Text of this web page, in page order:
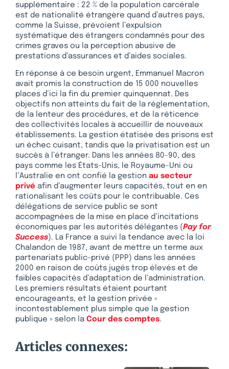
supplémentaire : 22 % de la population carcérale
est de nationalité étrangère quand d’autres pays,
comme la Suisse, prévoient l’expulsion
systématique des étrangers condamnés pour des
crimes graves ou la perception abusive de
prestations d’assurances et d’aides sociales.
En réponse à ce besoin urgent, Emmanuel Macron
avait promis la construction de 15 000 nouvelles
places d’ici la fin du premier quinquennat. Des
objectifs non atteints du fait de la réglementation,
de la lenteur des procédures, et de la réticence
des collectivités locales à accueillir de nouveaux
établissements. La gestion étatisée des prisons est
un échec cuisant, tandis que la privatisation est un
succès à l’étranger. Dans les années 80-90, des
pays comme les États-Unis, le Royaume-Uni ou
l’Australie en ont confié la gestion au secteur
privé afin d’augmenter leurs capacités, tout en en
rationalisant les coûts pour le contribuable. Ces
délégations de service public se sont
accompagnées de la mise en place d’incitations
économiques par les autorités délégantes (Pay for
Success). La France a suivi la tendance avec la loi
Chalandon de 1987, avant de mettre un terme aux
partenariats public-privé (PPP) dans les années
2000 en raison de coûts jugés trop élevés et de
faibles capacités d’adaptation de l’administration.
Les premiers résultats étaient pourtant
encourageants, et la gestion privée «
incontestablement plus simple que la gestion
publique » selon la Cour des comptes.
Articles connexes: